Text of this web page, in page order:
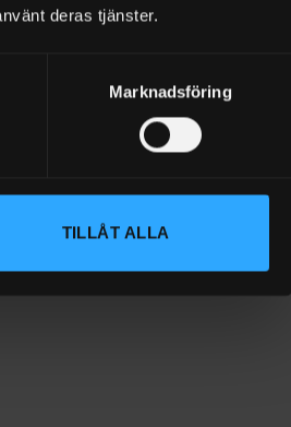
deras tjänster.
Marknadsföring
TILLÅT ALLA